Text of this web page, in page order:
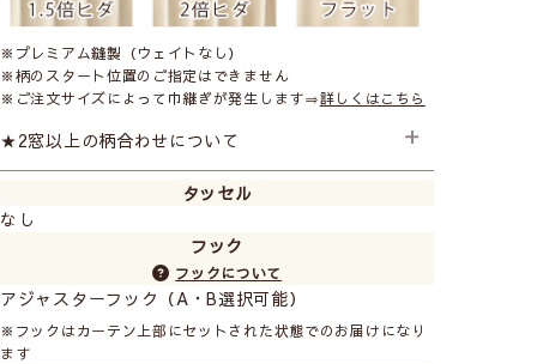
※プレミアム縫製（ウェイトなし）
※柄のスタート位置のご指定はできません
※ご注文サイズによって巾継ぎが発生します⇒詳しくはこちら
★2窓以上の柄合わせについて
2窓以上のご注文で柄のスタート位置を合わせたい場合は
追加料金となります。ご注文の際に備考欄にご記入くだ
さい。 ご注文後金額を変更させていただきます。
2窓の柄合わせ +1,500円
3窓の柄合わせ +3,000円
タッセル
なし
フック
フックについて
アジャスターフック（A・B選択可能）
※フックはカーテン上部にセットされた状態でのお届けになり
ます